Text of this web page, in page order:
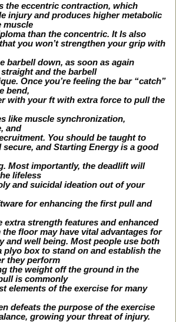
the eccentric contraction, which
injury and produces higher metabolic
muscle
than the concentric. It Is also
you won’t strengthen your grip with
barbell down, as soon as again
and the barbell
Once you’re feeling the bar “catch”
bend,
with your ft with extra force to pull the
like muscle synchronization,
and
You should be taught to
secure, and Starting Energy is a good
Most importantly, the deadlift will
lifeless
and suicidal ideation out of your
for enhancing the first pull and
extra strength features and enhanced
floor may have vital advantages for
and well being. Most people use both
plyo box to stand on and establish the
they perform
the weight off the ground in the
is commonly
elements of the exercise for many
defeats the purpose of the exercise
growing your threat of injury.